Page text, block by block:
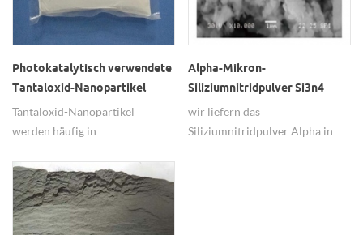
Photokatalytisch verwendete
Tantaloxid-Nanopartikel
Tantaloxid-Nanopartikel
werden häufig in
verwendet.
Alpha-Mikron-
Siliziumnitridpulver Si3n4
wir liefern das
Siliziumnitridpulver Alpha in